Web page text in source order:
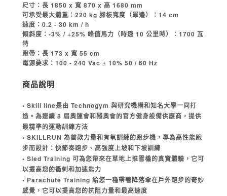
尺寸：長 1850 x 寬 870 x 高 1680 mm
可承受最大體重：220 kg 腳板寬度（單邊）：14 cm
速度：0.2 - 30 km / h
傾斜度：-3% / +25% 峰值馬力（時速 10 公里時）：1700 瓦
特
跑帶：長 173 x 寬 55 cm
電源要求：100 - 240 Vac ± 10% 50 / 60 Hz
商品說明
• Skill line是由 Technogym 與研究機構和知名大學一同打
造。為連續 8 屆奧運會和殘奧會的官方健身設備供應商，提供
最精準的運動訓練方法
• SKILLRUN 為首款力量和有氧訓練的跑步機，專為高性能跑
步而設計：快節奏跑步、高強度上坡和下坡訓練
• Sled Training 可為您帶來在草地上推雪橇的真實體驗，它可
以提高您的衝刺和加速能力
• Parachute Training 給您一種帶著降落傘在戶外跑步的奇妙
感覺，它可以提高您的抗阻力量和最高速度